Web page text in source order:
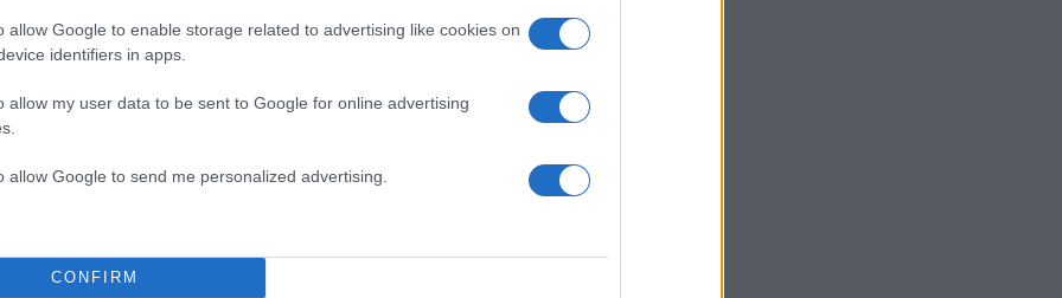
allow Google to enable storage related to advertising like cookies on
identifiers in apps.
allow my user data to be sent to Google for online advertising
allow Google to send me personalized advertising.
CONFIRM
50 /50
2000 /2000
από reCAPTCHA, ισχύουνΠολιτική Απορρήτου&Όροι Χρήσηςτης